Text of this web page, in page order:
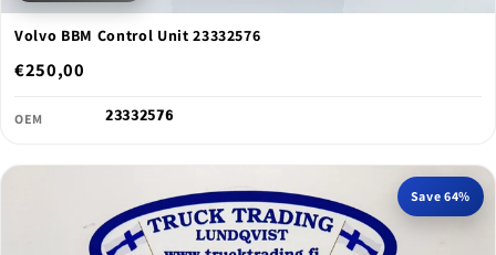
Volvo BBM Control Unit 23332576
€250,00
OEM 23332576
Save 64%